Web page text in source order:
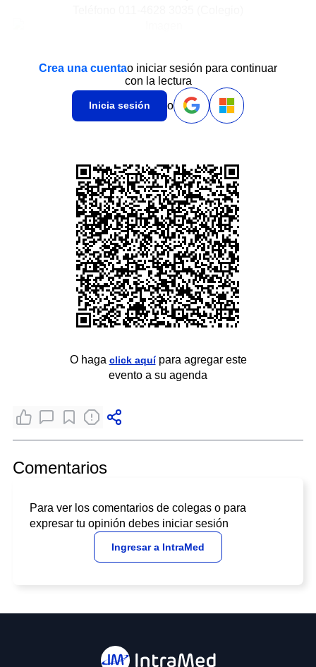
Crea una cuentao iniciar sesión para continuar
con la lectura
Inicia sesión o
O haga click aquípara agregar este
evento a su agenda
Comentarios
Para ver los comentarios de colegas o para
expresar tu opinión debes iniciar sesión
Ingresar a IntraMed